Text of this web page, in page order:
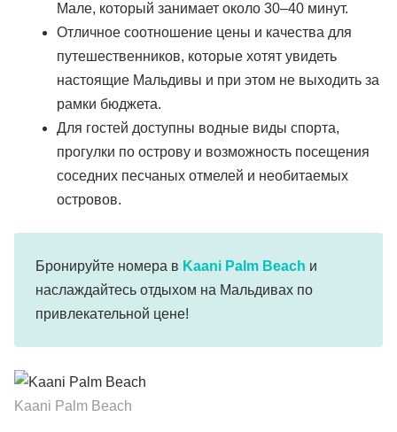
Мале, который занимает около 30–40 минут.
Отличное соотношение цены и качества для
путешественников, которые хотят увидеть
настоящие Мальдивы и при этом не выходить за
рамки бюджета.
Для гостей доступны водные виды спорта,
прогулки по острову и возможность посещения
соседних песчаных отмелей и необитаемых
островов.
Бронируйте номера в Kaani Palm Beach и
наслаждайтесь отдыхом на Мальдивах по
привлекательной цене!
Kaani Palm Beach